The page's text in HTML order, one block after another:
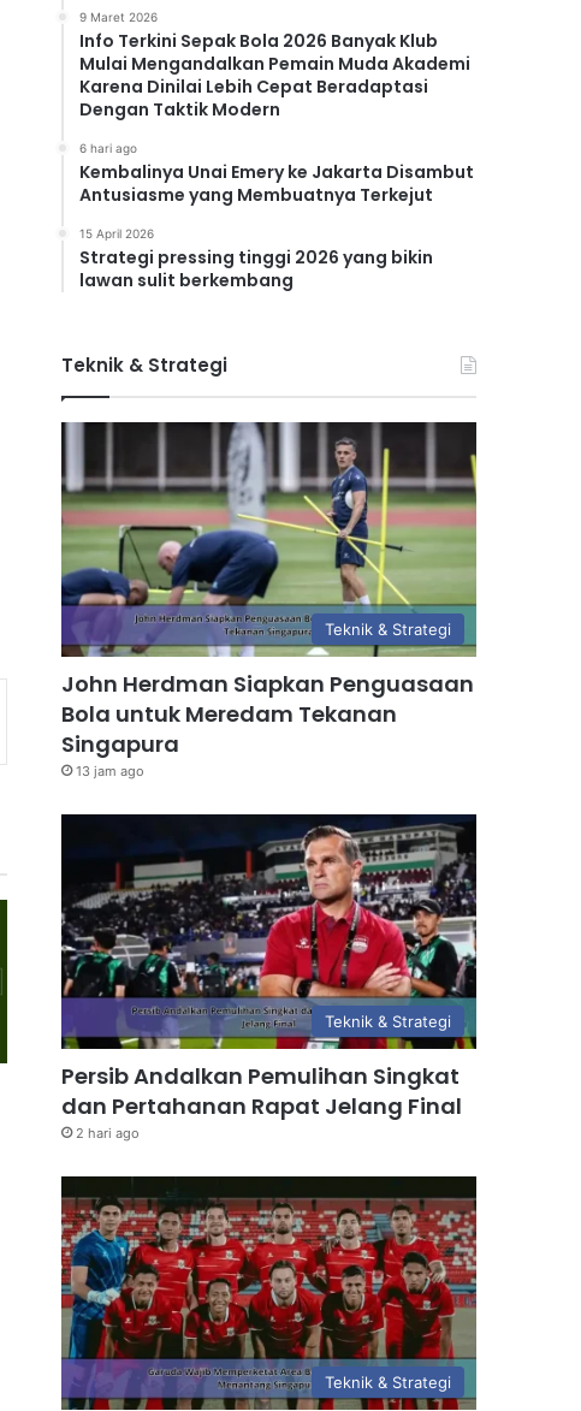
9 Maret 2026
Info Terkini Sepak Bola 2026 Banyak Klub
Mulai Mengandalkan Pemain Muda Akademi
Karena Dinilai Lebih Cepat Beradaptasi
Dengan Taktik Modern
6 hari ago
Kembalinya Unai Emery ke Jakarta Disambut
Antusiasme yang Membuatnya Terkejut
15 April 2026
Strategi pressing tinggi 2026 yang bikin
lawan sulit berkembang
Teknik & Strategi
Teknik & Strategi
John Herdman Siapkan Penguasaan
Bola untuk Meredam Tekanan
Singapura
13 jam ago
Teknik & Strategi
Persib Andalkan Pemulihan Singkat
dan Pertahanan Rapat Jelang Final
2 hari ago
Teknik & Strategi